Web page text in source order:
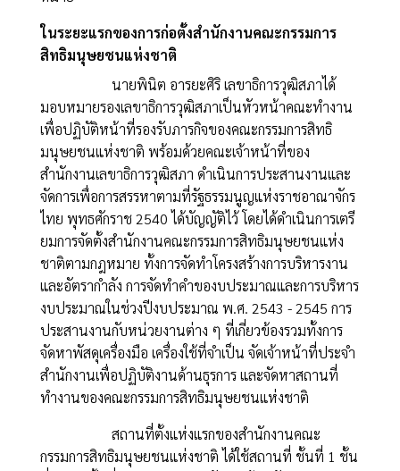
ในระยะแรกของการก่อตั้งสำนักงานคณะกรรมการ
สิทธิมนุษยชนแห่งชาติ
นายพินิต อารยะศิริ เลขาธิการวุฒิสภาได้
มอบหมายรองเลขาธิการวุฒิสภาเป็นหัวหน้าคณะทำงาน
เพื่อปฏิบัติหน้าที่รองรับภารกิจของคณะกรรมการสิทธิ
มนุษยชนแห่งชาติ พร้อมด้วยคณะเจ้าหน้าที่ของ
สำนักงานเลขาธิการวุฒิสภา ดำเนินการประสานงานและ
จัดการเพื่อการสรรหาตามที่รัฐธรรมนูญแห่งราชอาณาจักร
ไทย พุทธศักราช 2540 ได้บัญญัติไว้ โดยได้ดำเนินการเตรี
ยมการจัดตั้งสำนักงานคณะกรรมการสิทธิมนุษยชนแห่ง
ชาติตามกฎหมาย ทั้งการจัดทำโครงสร้างการบริหารงาน
และอัตรากำลัง การจัดทำคำของบประมาณและการบริหาร
งบประมาณในช่วงปีงบประมาณ พ.ศ. 2543 - 2545 การ
ประสานงานกับหน่วยงานต่าง ๆ ที่เกี่ยวข้องรวมทั้งการ
จัดหาพัสดุเครื่องมือ เครื่องใช้ที่จำเป็น จัดเจ้าหน้าที่ประจำ
สำนักงานเพื่อปฏิบัติงานด้านธุรการ และจัดหาสถานที่
ทำงานของคณะกรรมการสิทธิมนุษยชนแห่งชาติ
สถานที่ตั้งแห่งแรกของสำนักงานคณะ
กรรมการสิทธิมนุษยชนแห่งชาติ ได้ใช้สถานที่ ชั้นที่ 1 ชั้น